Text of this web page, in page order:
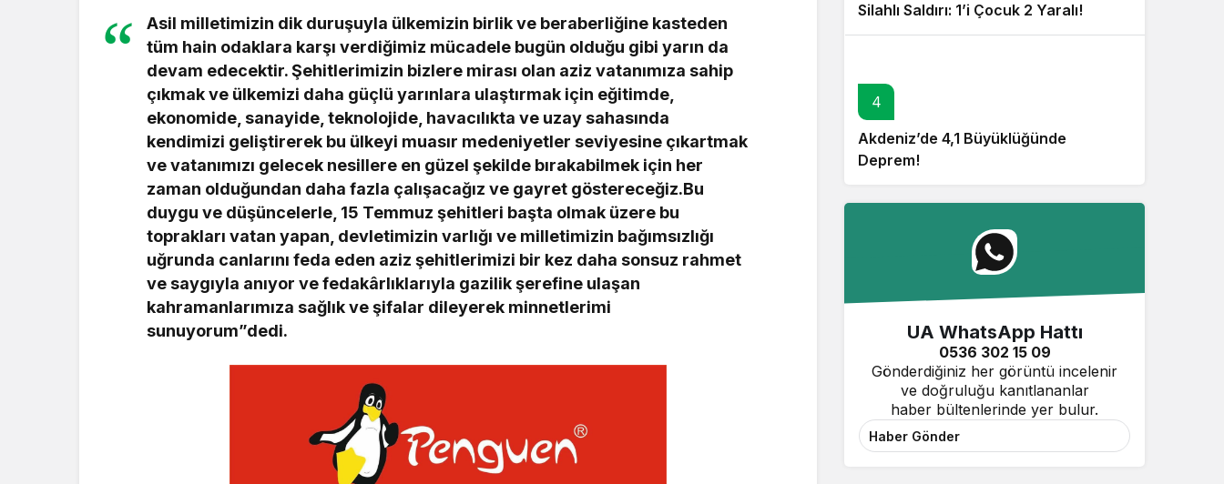
Asil milletimizin dik duruşuyla ülkemizin birlik ve beraberliğine kasteden
tüm hain odaklara karşı verdiğimiz mücadele bugün olduğu gibi yarın da
devam edecektir. Şehitlerimizin bizlere mirası olan aziz vatanımıza sahip
çıkmak ve ülkemizi daha güçlü yarınlara ulaştırmak için eğitimde,
ekonomide, sanayide, teknolojide, havacılıkta ve uzay sahasında
kendimizi geliştirerek bu ülkeyi muasır medeniyetler seviyesine çıkartmak
ve vatanımızı gelecek nesillere en güzel şekilde bırakabilmek için her
zaman olduğundan daha fazla çalışacağız ve gayret göstereceğiz.Bu
duygu ve düşüncelerle, 15 Temmuz şehitleri başta olmak üzere bu
toprakları vatan yapan, devletimizin varlığı ve milletimizin bağımsızlığı
uğrunda canlarını feda eden aziz şehitlerimizi bir kez daha sonsuz rahmet
ve saygıyla anıyor ve fedakârlıklarıyla gazilik şerefine ulaşan
kahramanlarımıza sağlık ve şifalar dileyerek minnetlerimi
sunuyorum”dedi.
Silahlı Saldırı: 1’i Çocuk 2 Yaralı!
4
Akdeniz’de 4,1 Büyüklüğünde
Deprem!
UA WhatsApp Hattı
0536 302 15 09
Gönderdiğiniz her görüntü incelenir
ve doğruluğu kanıtlananlar
haber bültenlerinde yer bulur.
Haber Gönder